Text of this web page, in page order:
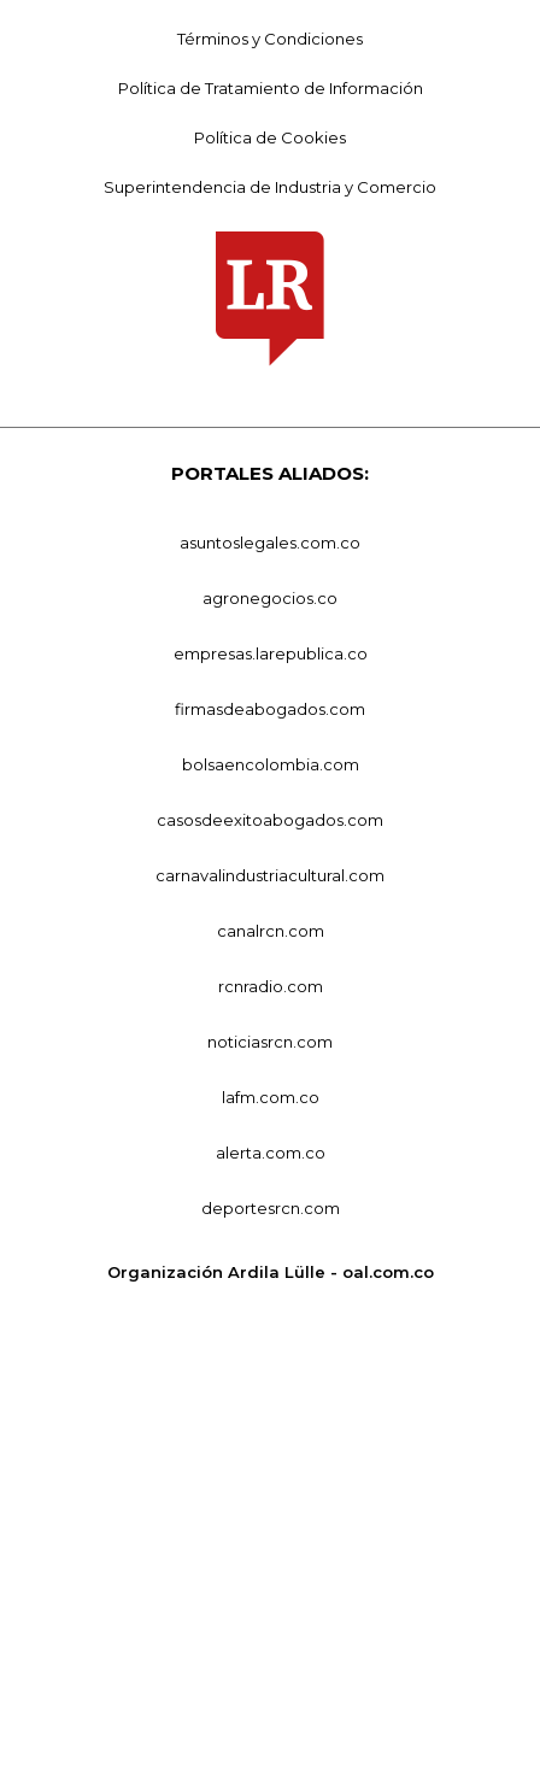
Términos y Condiciones
Política de Tratamiento de Información
Política de Cookies
Superintendencia de Industria y Comercio
PORTALES ALIADOS:
asuntoslegales.com.co
agronegocios.co
empresas.larepublica.co
firmasdeabogados.com
bolsaencolombia.com
casosdeexitoabogados.com
carnavalindustriacultural.com
canalrcn.com
rcnradio.com
noticiasrcn.com
lafm.com.co
alerta.com.co
deportesrcn.com
Organización Ardila Lülle - oal.com.co